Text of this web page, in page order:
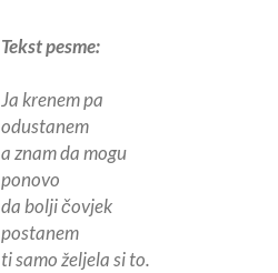
Tekst pesme:
Ja krenem pa
odustanem
a znam da mogu
ponovo
da bolji čovjek
postanem
ti samo željela si to.